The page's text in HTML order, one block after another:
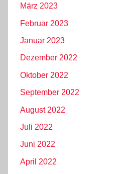
März 2023
Februar 2023
Januar 2023
Dezember 2022
Oktober 2022
September 2022
August 2022
Juli 2022
Juni 2022
April 2022